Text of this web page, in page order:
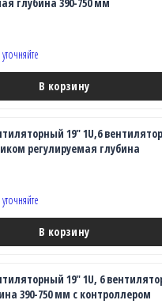
В корзину
19" 1U,6
регулируемая глубина
В корзину
19" 1U, 6
390-750 мм с контроллером